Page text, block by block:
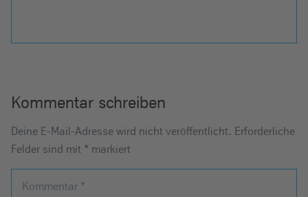
Kommentar schreiben
Deine E-Mail-Adresse wird nicht veröffentlicht. Erforderliche
Felder sind mit * markiert
Kommentar *